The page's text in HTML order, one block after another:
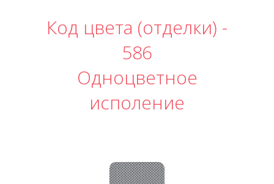
Код цвета (отделки) -
586
Одноцветное
исполение